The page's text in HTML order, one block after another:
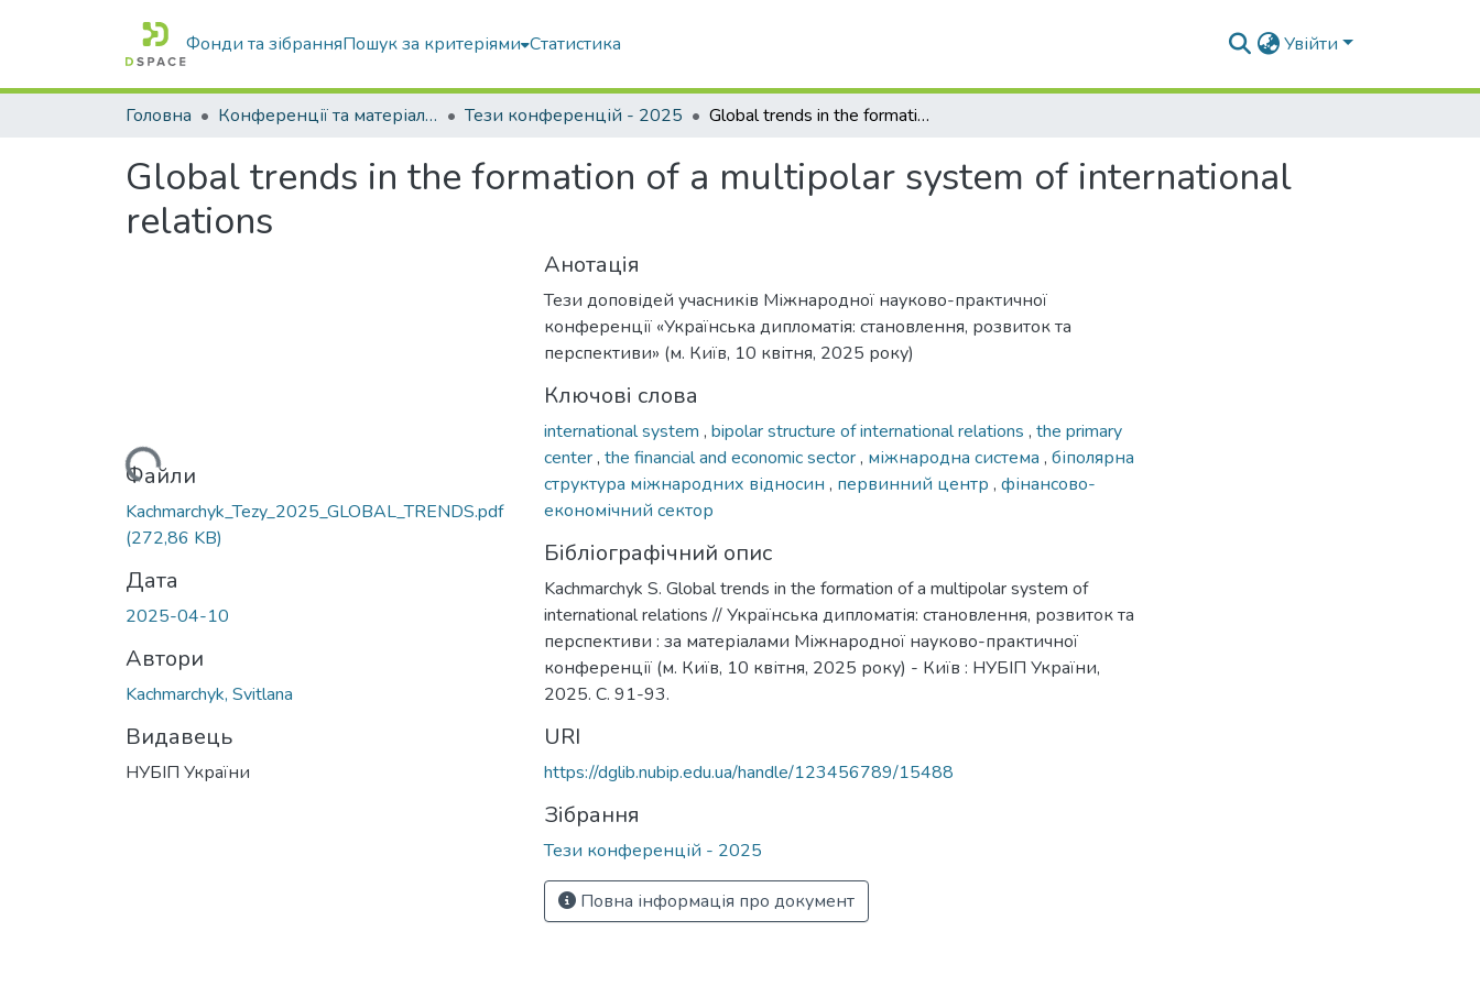
Фонди та зібранняПошук за критеріями Статистика Увійти
Головна Конференції та матеріали конференцій Тези конференцій - 2025 Global trends in the formation of a multipolar system of international relations
Global trends in the formation of a multipolar system of international
relations
Вантажиться...Файли
Kachmarchyk_Tezy_2025_GLOBAL_TRENDS.pdf
(272,86 KB)
Дата
2025-04-10
Автори
Kachmarchyk, Svitlana
Видавець
НУБІП України
Анотація
Тези доповідей учасників Міжнародної науково-практичної
конференції «Українська дипломатія: становлення, розвиток та
перспективи» (м. Київ, 10 квітня, 2025 року)
Ключові слова
international system , bipolar structure of international relations , the primary
center, the financial and economic sector, міжнародна система , біполярна
структура міжнародних відносин , первинний центр , фінансово-
економічний сектор
Бібліографічний опис
Kachmarchyk S. Global trends in the formation of a multipolar system of
international relations // Українська дипломатія: становлення, розвиток та
перспективи : за матеріалами Міжнародної науково-практичної
конференції (м. Київ, 10 квітня, 2025 року) - Київ : НУБІП України,
2025. С. 91-93.
URI
https://dglib.nubip.edu.ua/handle/123456789/15488
Зібрання
Тези конференцій - 2025
Повна інформація про документ